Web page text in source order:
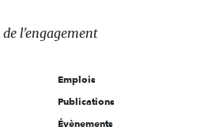
de l'engagement
Emplois
Publications
Évènements